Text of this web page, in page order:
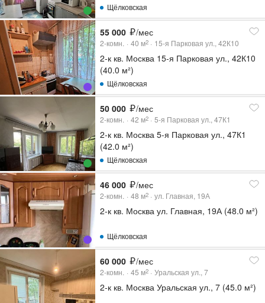
Щёлковская
55 000 /мес
2-комн. 40 м2 15-я Парковая ул., 42К10
2-к кв. Москва 15-я Парковая ул., 42К10
(40.0 м²)
Щёлковская
50 000 /мес
2-комн. 42 м2 5-я Парковая ул., 47К1
2-к кв. Москва 5-я Парковая ул., 47К1
(42.0 м²)
Щёлковская
46 000 /мес
2-комн. 48 м2 ул. Главная, 19А
2-к кв. Москва ул. Главная, 19А (48.0 м²)
Щёлковская
60 000 /мес
2-комн. 45 м2 Уральская ул., 7
2-к кв. Москва Уральская ул., 7 (45.0 м²)